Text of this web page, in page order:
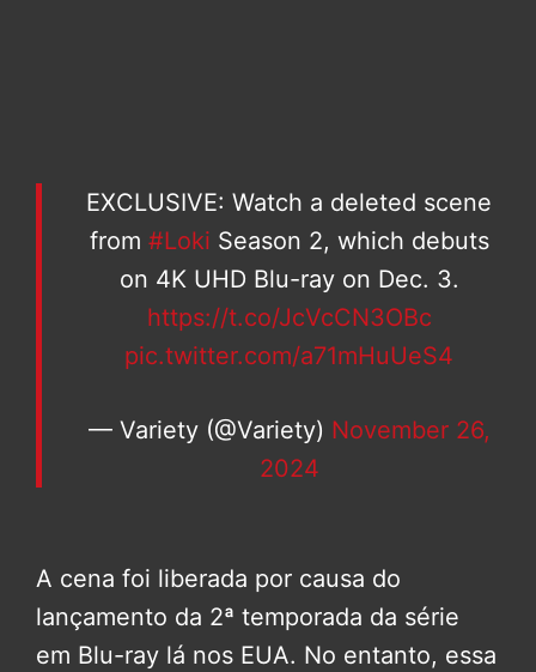
EXCLUSIVE: Watch a deleted scene
from #Loki Season 2, which debuts
on 4K UHD Blu-ray on Dec. 3.
https://t.co/JcVcCN3OBc
pic.twitter.com/a71mHuUeS4
— Variety (@Variety) November 26,
2024
A cena foi liberada por causa do
lançamento da 2ª temporada da série
em Blu-ray lá nos EUA. No entanto, essa